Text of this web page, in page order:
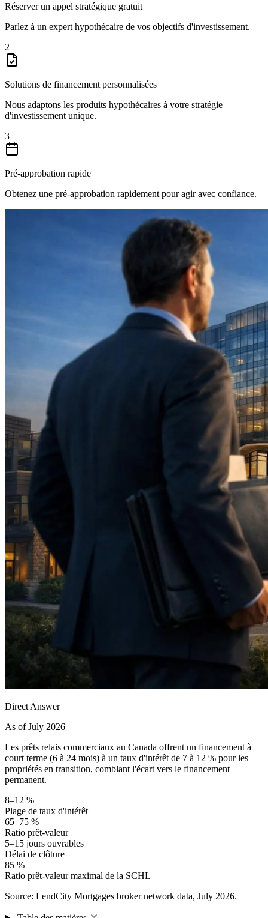
Réserver un appel stratégique gratuit
Parlez à un expert hypothécaire de vos objectifs d'investissement.
2
Solutions de financement personnalisées
Nous adaptons les produits hypothécaires à votre stratégie
d'investissement unique.
3
Pré-approbation rapide
Obtenez une pré-approbation rapidement pour agir avec confiance.
Direct Answer
As of July 2026
Les prêts relais commerciaux au Canada offrent un financement à
court terme (6 à 24 mois) à un taux d'intérêt de 7 à 12 % pour les
propriétés en transition, comblant l'écart vers le financement
permanent.
8–12 %
Plage de taux d'intérêt
65–75 %
Ratio prêt-valeur
5–15 jours ouvrables
Délai de clôture
85 %
Ratio prêt-valeur maximal de la SCHL
Source: LendCity Mortgages broker network data, July 2026.